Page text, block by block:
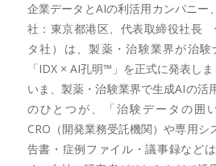
企業データとAIの利活用カンパニー
社：東京都港区、代表取締役社長
タ社）は、製薬・治験業界が治
「IDX × AI孔明™」を正式に発表しま
いま、製薬・治験業界で生成AIの活
のひとつが、「治験データの囲
CRO（開発業務受託機関）や専用シ
告書・症例ファイル・議事録など